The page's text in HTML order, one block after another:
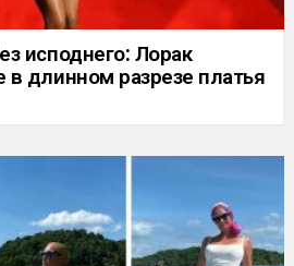
исподнего: Лорак
в длинном разрезе платья